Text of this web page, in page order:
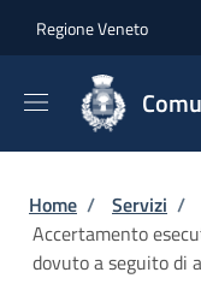
Regione Veneto
Briciole
Home / Servizi /
Accertamento
dovuto a seguito di